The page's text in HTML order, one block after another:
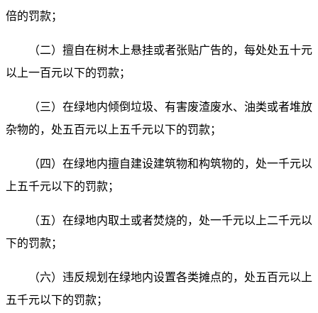
倍的罚款；
（二）擅自在树木上悬挂或者张贴广告的，每处处五十元
以上一百元以下的罚款；
（三）在绿地内倾倒垃圾、有害废渣废水、油类或者堆放
杂物的，处五百元以上五千元以下的罚款；
（四）在绿地内擅自建设建筑物和构筑物的，处一千元以
上五千元以下的罚款；
（五）在绿地内取土或者焚烧的，处一千元以上二千元以
下的罚款；
（六）违反规划在绿地内设置各类摊点的，处五百元以上
五千元以下的罚款；